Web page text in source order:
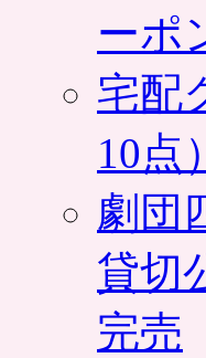
ーポ
宅配
10点
劇団
貸切
完売